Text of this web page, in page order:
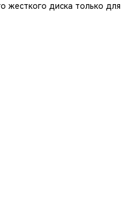
жесткого диска только для